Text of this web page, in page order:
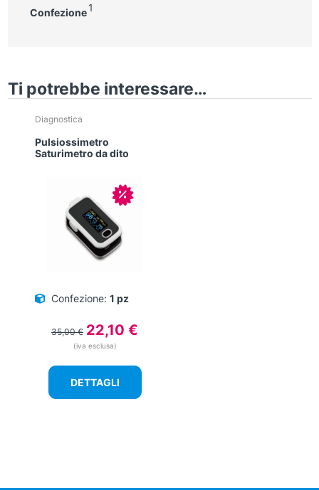
Confezione 1
Ti potrebbe interessare…
Diagnostica
Pulsiossimetro
Saturimetro da dito
In offerta!
Confezione: 1 pz
35,00€ Il
prezzo
35,00 €.
22,10 €
è:
(iva esclusa)
DETTAGLI